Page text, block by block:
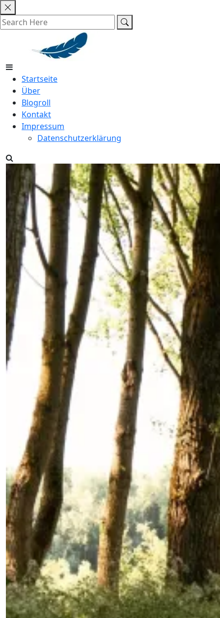
Skip
to
content
Startseite
Über
Blogroll
Kontakt
Impressum
Datenschutzerklärung